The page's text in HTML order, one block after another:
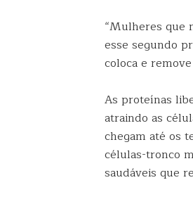
“Mulheres que
esse segundo
coloca e
As proteínas
atraindo as
chegam até os
células-tronco
saudáveis que